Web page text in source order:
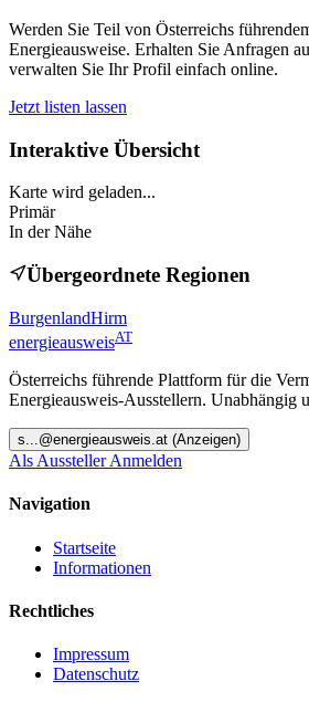
Werden Sie Teil von Österreichs
Energieausweise. Erhalten Sie Anfragen
verwalten Sie Ihr Profil einfach online.
Jetzt listen lassen
Interaktive Übersicht
Karte wird geladen...
Primär
In der Nähe
Übergeordnete Regionen
BurgenlandHirm
energieausweisAT
Österreichs führende Plattform für die
Energieausweis-Ausstellern. Unabhängig
s...@energieausweis.at (Anzeigen)
Als Aussteller Anmelden
Navigation
Startseite
Informationen
Rechtliches
Impressum
Datenschutz